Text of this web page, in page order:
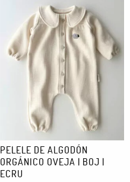
PELELE DE ALGODÓN
ORGÁNICO OVEJA | BOJ |
ECRU